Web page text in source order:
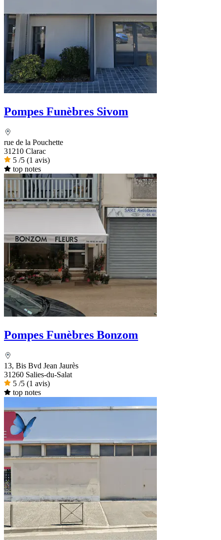
Pompes Funèbres Sivom
rue de la Pouchette
31210 Clarac
5 /5 (1 avis)
top notes
Pompes Funèbres Bonzom
13, Bis Bvd Jean Jaurès
31260 Salies-du-Salat
5 /5 (1 avis)
top notes